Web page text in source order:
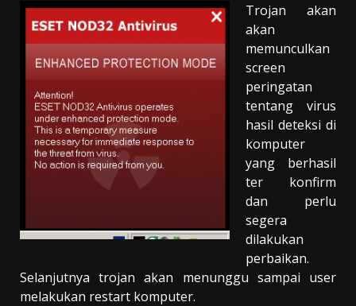
Trojan akan
akan
memunculkan
screen
peringatan
tentang virus
hasil deteksi di
komputer
yang berhasil
ter konfirm
dan perlu
segera
dilakukan
perbaikan.
Selanjutnya trojan akan menunggu sampai user
melakukan restart komputer.